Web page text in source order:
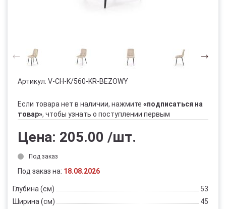
Артикул: V-CH-K/560-KR-BEZOWY
Если товара нет в наличии, нажмите «подписаться на
товар», чтобы узнать о поступлении первым
Цена: 205.00 /шт.
Под заказ
Под заказ на: 18.08.2026
Глубина (см)
53
Ширина (см)
45